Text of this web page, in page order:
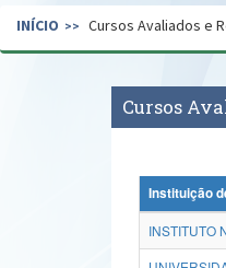
Secretaria de
INÍCIO Cursos Avaliados e
Cursos
Instituição
INSTITUTO